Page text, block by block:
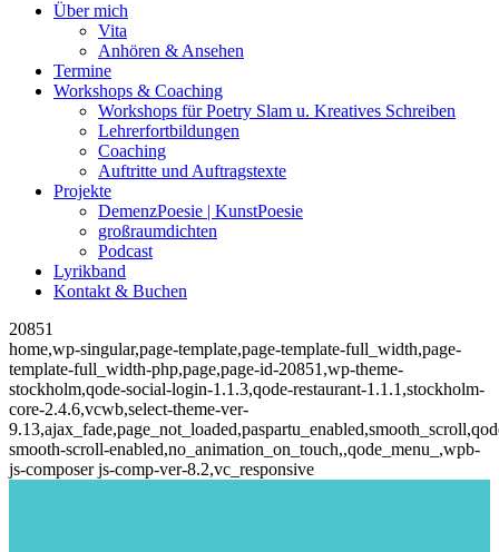
Über mich
Vita
Anhören & Ansehen
Termine
Workshops & Coaching
Workshops für Poetry Slam u. Kreatives Schreiben
Lehrerfortbildungen
Coaching
Auftritte und Auftragstexte
Projekte
DemenzPoesie | KunstPoesie
großraumdichten
Podcast
Lyrikband
Kontakt & Buchen
20851
home,wp-singular,page-template,page-template-full_width,page-
template-full_width-php,page,page-id-20851,wp-theme-
stockholm,qode-social-login-1.1.3,qode-restaurant-1.1.1,stockholm-
core-2.4.6,vcwb,select-theme-ver-
smooth-scroll-enabled,no_animation_on_touch,,qode_menu_,wpb-
js-composer js-comp-ver-8.2,vc_responsive